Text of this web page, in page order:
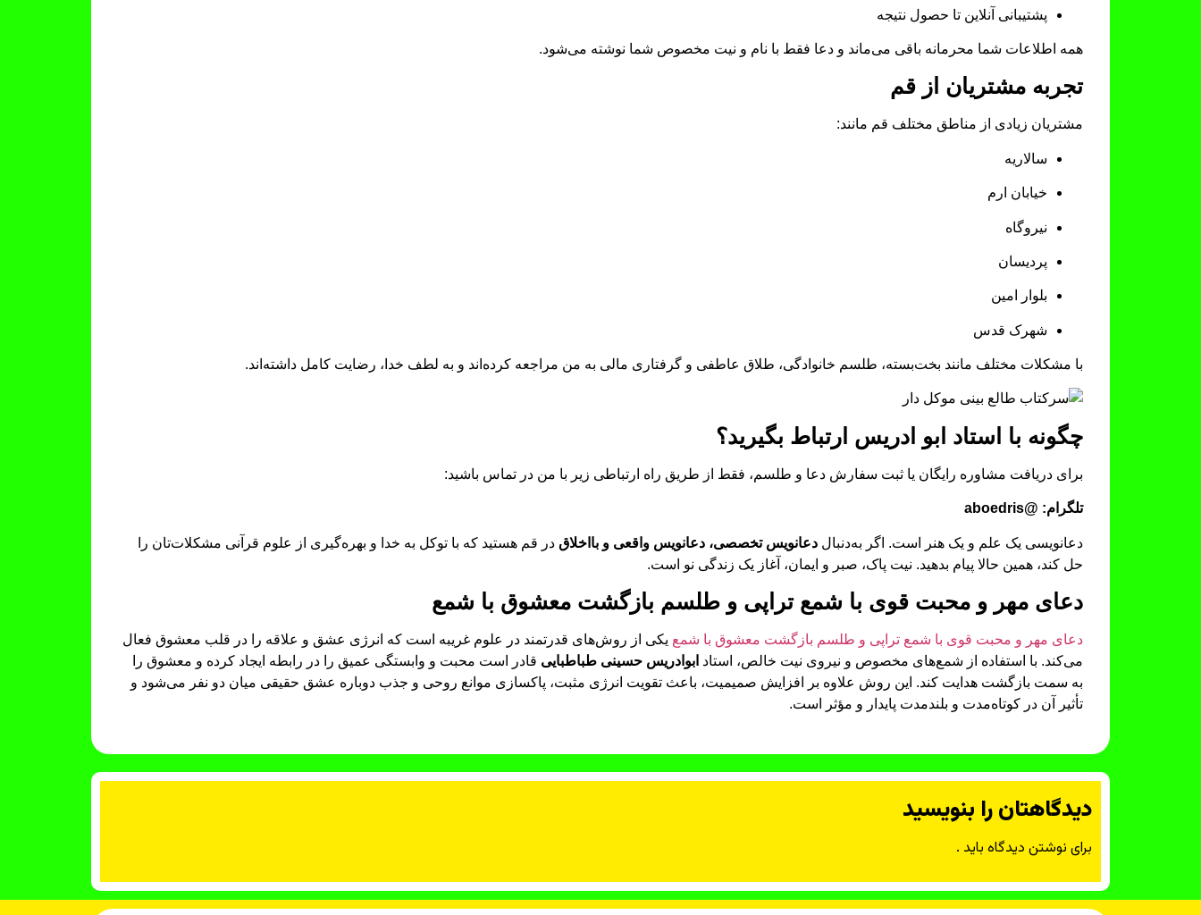
پشتیبانی آنلاین تا حصول نتیجه
همه اطلاعات شما محرمانه باقی می‌ماند و دعا فقط با نام و نیت مخصوص شما نوشته می‌شود.
تجربه مشتریان از قم
مشتریان زیادی از مناطق مختلف قم مانند:
سالاریه
خیابان ارم
نیروگاه
پردیسان
بلوار امین
شهرک قدس
با مشکلات مختلف مانند بخت‌بسته، طلسم خانوادگی، طلاق عاطفی و گرفتاری مالی به من مراجعه کرده‌اند و به لطف خدا، رضایت کامل داشته‌اند.
چگونه با استاد ابو ادریس ارتباط بگیرید؟
برای دریافت مشاوره رایگان یا ثبت سفارش دعا و طلسم، فقط از طریق راه ارتباطی زیر با من در تماس باشید:
تلگرام: @aboedris
دعانویسی یک علم و یک هنر است. اگر به‌دنبال دعانویس تخصصی، دعانویس واقعی و بااخلاق در قم هستید که با توکل به خدا و بهره‌گیری از علوم قرآنی مشکلات‌تان را
حل کند، همین حالا پیام بدهید. نیت پاک، صبر و ایمان، آغاز یک زندگی نو است.
دعای مهر و محبت قوی با شمع تراپی و طلسم بازگشت معشوق با شمع
دعای مهر و محبت قوی با شمع تراپی و طلسم بازگشت معشوق با شمع یکی از روش‌های قدرتمند در علوم غریبه است که انرژی عشق و علاقه را در قلب معشوق فعال
می‌کند. با استفاده از شمع‌های مخصوص و نیروی نیت خالص، استاد ابوادریس حسینی طباطبایی قادر است محبت و وابستگی عمیق را در رابطه ایجاد کرده و معشوق را
به سمت بازگشت هدایت کند. این روش علاوه بر افزایش صمیمیت، باعث تقویت انرژی مثبت، پاکسازی موانع روحی و جذب دوباره عشق حقیقی میان دو نفر می‌شود و
تأثیر آن در کوتاه‌مدت و بلندمدت پایدار و مؤثر است.
دیدگاهتان را بنویسید
برای نوشتن دیدگاه باید .